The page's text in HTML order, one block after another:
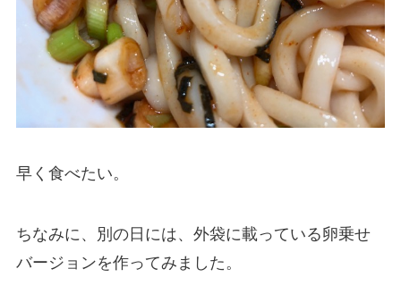
早く食べたい。
ちなみに、別の日には、外袋に載っている卵乗せ
バージョンを作ってみました。